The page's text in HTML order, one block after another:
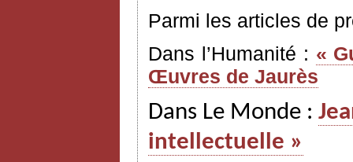
Parmi les articles de
Dans l’Humanité : «
Œuvres de Jaurès
Dans Le Monde :
intellectuelle »